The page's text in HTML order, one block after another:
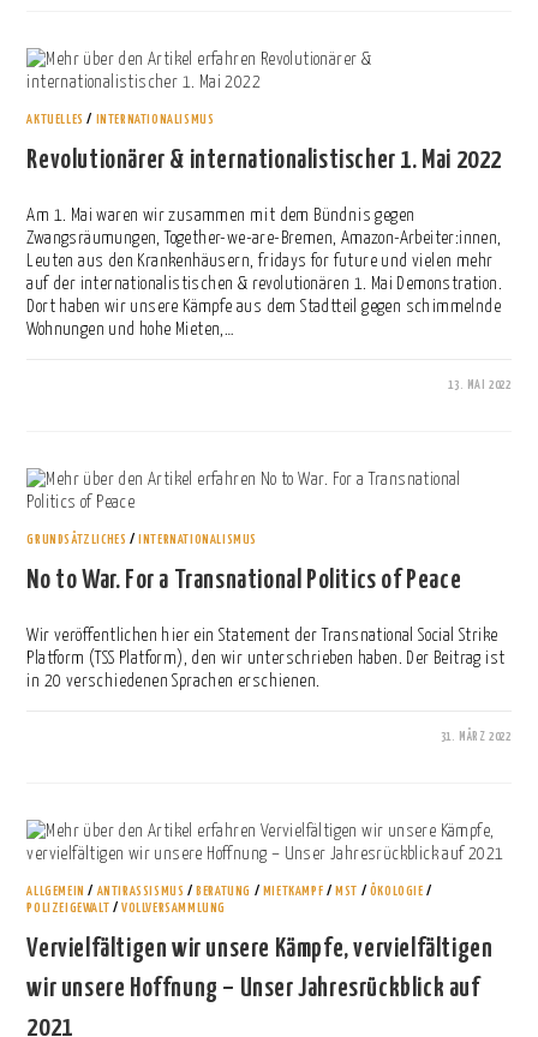
AKTUELLES / INTERNATIONALISMUS
Revolutionärer & internationalistischer 1. Mai 2022
Am 1. Mai waren wir zusammen mit dem Bündnis gegen
Zwangsräumungen, Together-we-are-Bremen, Amazon-Arbeiter:innen,
Leuten aus den Krankenhäusern, fridays for future und vielen mehr
auf der internationalistischen & revolutionären 1. Mai Demonstration.
Dort haben wir unsere Kämpfe aus dem Stadtteil gegen schimmelnde
Wohnungen und hohe Mieten,…
13. MAI 2022
GRUNDSÄTZLICHES / INTERNATIONALISMUS
No to War. For a Transnational Politics of Peace
Wir veröffentlichen hier ein Statement der Transnational Social Strike
Platform (TSS Platform), den wir unterschrieben haben. Der Beitrag ist
in 20 verschiedenen Sprachen erschienen.
31. MÄRZ 2022
ALLGEMEIN /ANTIRASSISMUS / BERATUNG / MIETKAMPF / MST / ÖKOLOGIE /
POLIZEIGEWALT
/VOLLVERSAMMLUNG
Vervielfältigen wir unsere Kämpfe, vervielfältigen
wir unsere Hoffnung – Unser Jahresrückblick auf
2021